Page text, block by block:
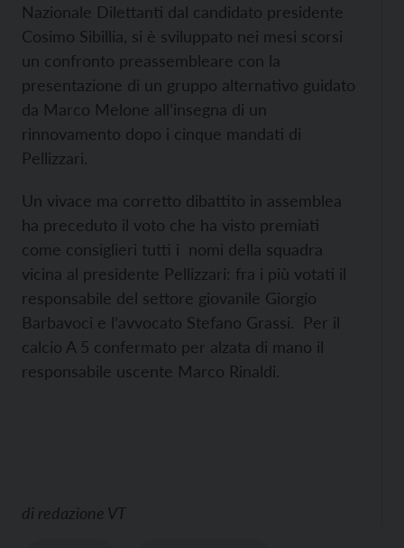
Nazionale Dilettanti dal candidato presidente
Cosimo Sibillia, si è sviluppato nei mesi scorsi
un confronto preassembleare con la
presentazione di un gruppo alternativo guidato
da Marco Melone all’insegna di un
rinnovamento dopo i cinque mandati di
Pellizzari.
Un vivace ma corretto dibattito in assemblea
ha preceduto il voto che ha visto premiati
come consiglieri tutti i nomi della squadra
vicina al presidente Pellizzari: fra i più votati il
responsabile del settore giovanile Giorgio
Barbavoci e l’avvocato Stefano Grassi. Per il
calcio A 5 confermato per alzata di mano il
responsabile uscente Marco Rinaldi.
di redazione VT